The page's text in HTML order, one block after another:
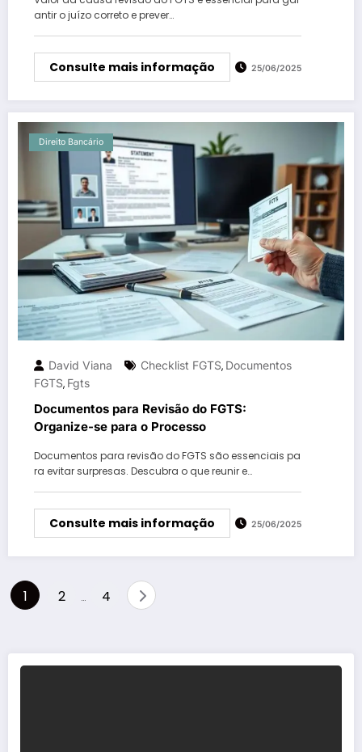
antir o juízo correto e prever…
Consulte mais informação 25/06/2025
Direito Bancário
David Viana Checklist FGTS, Documentos
FGTS, Fgts
Documentos para Revisão do FGTS:
Organize-se para o Processo
Documentos para revisão do FGTS são essenciais pa
ra evitar surpresas. Descubra o que reunir e…
Consulte mais informação 25/06/2025
Paginação
1 2 … 4